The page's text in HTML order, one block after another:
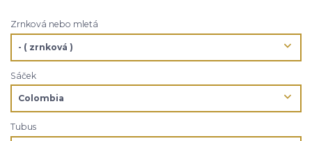
Zrnková nebo mletá
Sáček
Tubus